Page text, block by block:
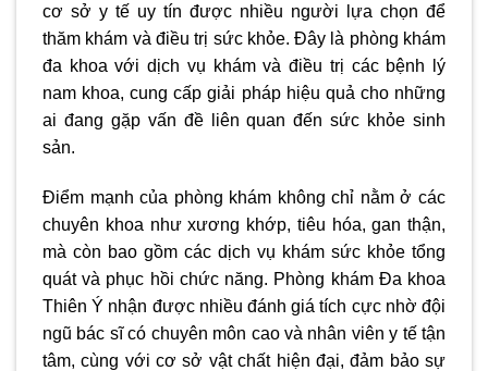
cơ sở y tế uy tín được nhiều người lựa chọn để
thăm khám và điều trị sức khỏe. Đây là phòng khám
đa khoa với dịch vụ khám và điều trị các bệnh lý
nam khoa, cung cấp giải pháp hiệu quả cho những
ai đang gặp vấn đề liên quan đến sức khỏe sinh
sản.
Điểm mạnh của phòng khám không chỉ nằm ở các
chuyên khoa như xương khớp, tiêu hóa, gan thận,
mà còn bao gồm các dịch vụ khám sức khỏe tổng
quát và phục hồi chức năng. Phòng khám Đa khoa
Thiên Ý nhận được nhiều đánh giá tích cực nhờ đội
ngũ bác sĩ có chuyên môn cao và nhân viên y tế tận
tâm, cùng với cơ sở vật chất hiện đại, đảm bảo sự